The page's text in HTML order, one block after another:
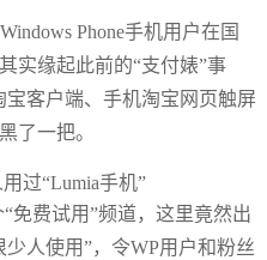
Phone手机用户在国
实缘起此前的“支付婊”事
客户端、手机淘宝网页触屏
了一把。
免费试用”频道，这里竟然出
人使用”，令WP用户和粉丝